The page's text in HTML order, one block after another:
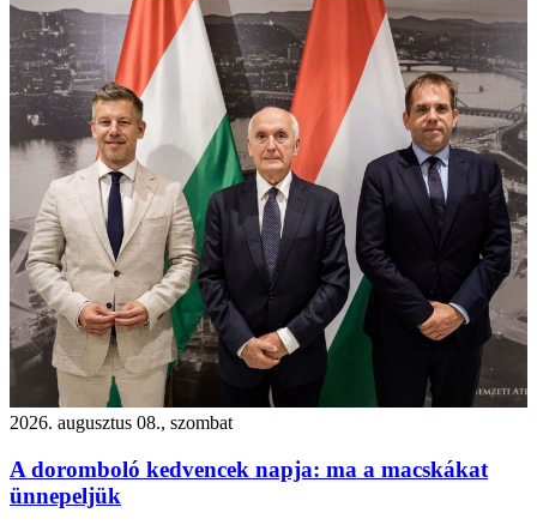
2026. augusztus 08., szombat
A doromboló kedvencek napja: ma a macskákat
ünnepeljük